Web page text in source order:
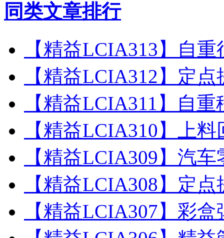
同类文章排行
【精益LCIA313】自
【精益LCIA312】定
【精益LCIA311】自
【精益LCIA310】上
【精益LCIA309】汽
【精益LCIA308】定
【精益LCIA307】彩